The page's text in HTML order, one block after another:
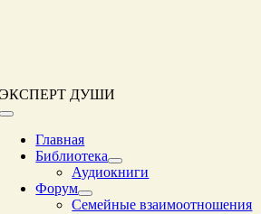
ЭКСПЕРТ ДУШИ
Переключение
навигацииГлавная
Библиотека
Аудиокниги
Форум
Семейные взаимоотношения